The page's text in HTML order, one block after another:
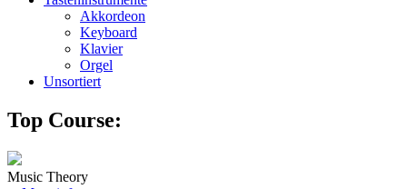
Akkordeon
Keyboard
Klavier
Orgel
Unsortiert
Top Course:
Music Theory